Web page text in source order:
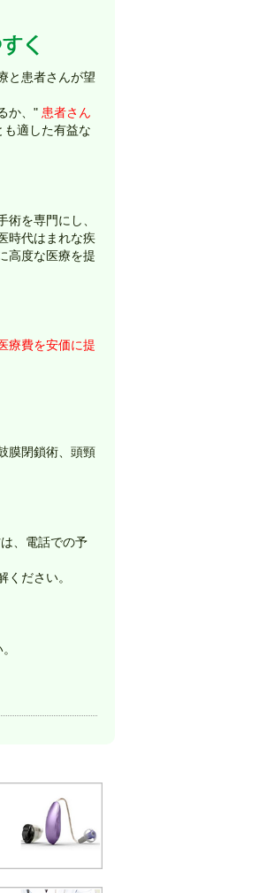
と患者さんが望
か、" 患者さん
適した有益な
を専門にし、
時代はまれな疾
高度な医療を提
療費を安価に提
膜閉鎖術、頭頸
、電話での予
ださい。